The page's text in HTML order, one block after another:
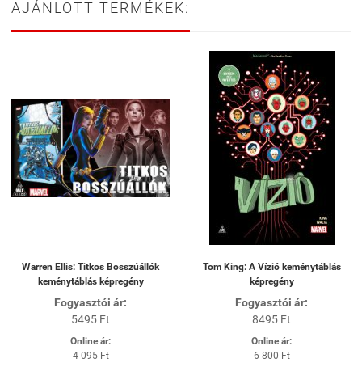
AJÁNLOTT TERMÉKEK:
Warren Ellis: Titkos Bosszúállók
keménytáblás képregény
Fogyasztói ár:
5495 Ft
Online ár:
4 095 Ft
Tom King: A Vízió keménytáblás
képregény
Fogyasztói ár:
8495 Ft
Online ár:
6 800 Ft